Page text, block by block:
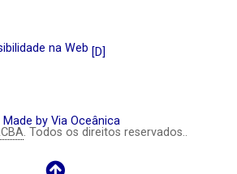
[D]
. Todos os direitos reservados..